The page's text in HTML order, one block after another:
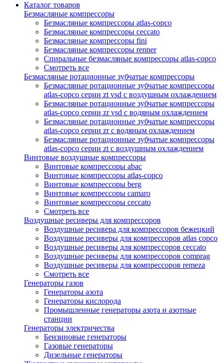
Каталог товаров
Безмасляные компрессоры
Безмасляные компрессоры atlas-copco
Безмасляные компрессоры ceccato
Безмасляные компрессоры fini
Безмасляные компрессоры renner
Спиральные безмасляные компрессоры atlas-copco
Смотреть все
Безмасляные ротационные зубчатые компрессоры
Безмасляные ротационные зубчатые компрессоры
atlas-copco серии zt vsd с воздушным охлаждением
Безмасляные ротационные зубчатые компрессоры
atlas-copco серии zr vsd с водяным охлаждением
Безмасляные ротационные зубчатые компрессоры
atlas-copco серии zr с водяным охлаждением
Безмасляные ротационные зубчатые компрессоры
atlas-copco серии zt с воздушным охлаждением
Винтовые воздушные компрессоры
Винтовые компрессоры abac
Винтовые компрессоры atlas-copco
Винтовые компрессоры berg
Винтовые компрессоры camaro
Винтовые компрессоры ceccato
Смотреть все
Воздушные ресиверы для компрессоров
Воздушные ресивера для компрессоров бежецкий
Воздушные ресиверы для компрессоров atlas copco
Воздушные ресиверы для компрессоров ceccato
Воздушные ресиверы для компрессоров comprag
Воздушные ресиверы для компрессоров remeza
Смотреть все
Генераторы газов
Генераторы азота
Генераторы кислорода
Промышленные генераторы азота и азотные
станции
Генераторы электричества
Бензиновые генераторы
Газовые генераторы
Дизельные генераторы